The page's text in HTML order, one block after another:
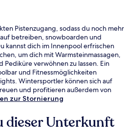
Pistenzugang, sodass du noch mehr
betreiben, snowboarden und
kannst dich im Innenpool erfrischen
um dich mit Warmsteinmassagen,
verwöhnen zu lassen. Ein
und Fitnessmöglichkeiten
Wintersportler können sich auf
und profitieren außerdem von
Skiverleih.
zur Stornierung
dieser Unterkunft